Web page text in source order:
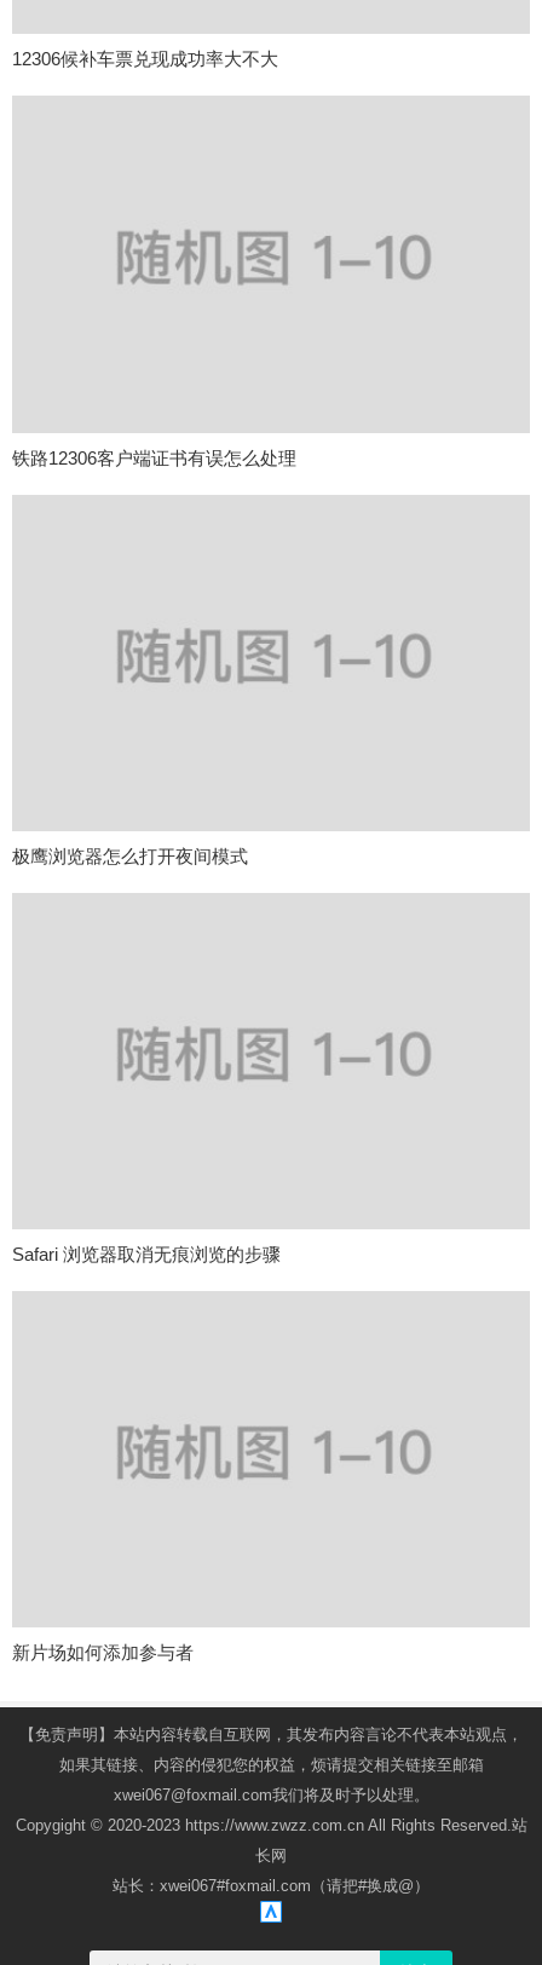
12306候补车票兑现成功率大不大
铁路12306客户端证书有误怎么处理
极鹰浏览器怎么打开夜间模式
Safari 浏览器取消无痕浏览的步骤
新片场如何添加参与者
【免责声明】本站内容转载自互联网，其发布内容言论不代表本站观点，
如果其链接、内容的侵犯您的权益，烦请提交相关链接至邮箱
xwei067@foxmail.com我们将及时予以处理。
Copygight © 2020-2023 https://www.zwzz.com.cn All Rights Reserved.站
长网
站长：xwei067#foxmail.com（请把#换成@）